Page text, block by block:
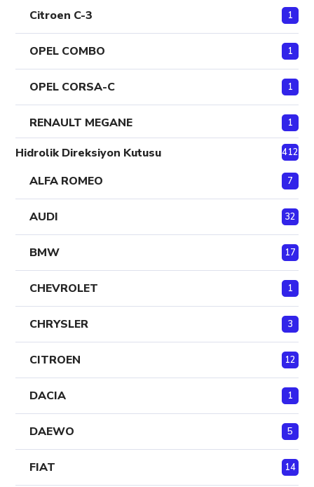
Citroen C-3 1
OPEL COMBO 1
OPEL CORSA-C 1
RENAULT MEGANE 1
Hidrolik Direksiyon Kutusu 412
ALFA ROMEO 7
AUDI 32
BMW 17
CHEVROLET 1
CHRYSLER 3
CITROEN 12
DACIA 1
DAEWO 5
FIAT 14